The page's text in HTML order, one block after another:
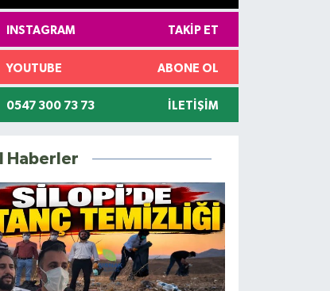
INSTAGRAM TAKIP ET
YOUTUBE ABONE OL
0547 300 73 73 İLETIŞIM
Haberler